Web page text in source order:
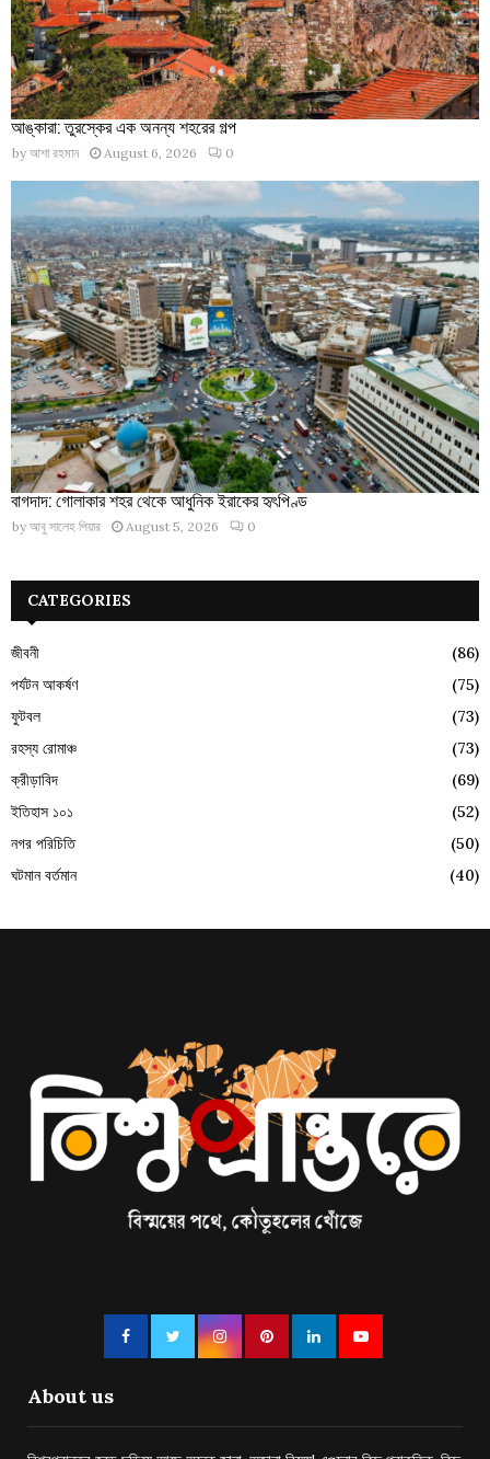
আঙ্কারা: তুরস্কের এক অনন্য শহরের গল্প
by আশা রহমান August 6, 2026 0
বাগদাদ: গোলাকার শহর থেকে আধুনিক ইরাকের হৃৎপিণ্ড
by আবু সালেহ পিয়ার August 5, 2026 0
CATEGORIES
জীবনী
(86)
পর্যটন আকর্ষণ
(75)
ফুটবল
(73)
রহস্য রোমাঞ্চ
(73)
ক্রীড়াবিদ
(69)
ইতিহাস ১০১
(52)
নগর পরিচিতি
(50)
ঘটমান বর্তমান
(40)
About us